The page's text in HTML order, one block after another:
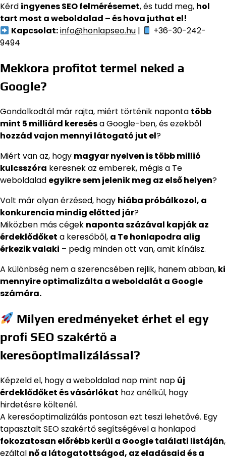
Kérd ingyenes SEO felmérésemet, és tudd meg, hol
tart most a weboldalad – és hova juthat el!
Kapcsolat:info@honlapseo.hu |
+36-30-242-
9494
Mekkora profitot termel neked a
Google?
Gondolkodtál már rajta, miért történik naponta több
mint 5 milliárd keresésa Google-ben, és ezekből
hozzád vajon mennyi látogató jut el?
Miért van az, hogy magyar nyelven is több millió
kulcsszóra keresnek az emberek, mégis a Te
weboldalad egyikre sem jelenik meg az első helyen?
Volt már olyan érzésed, hogy hiába próbálkozol, a
konkurencia mindig előtted jár?
Miközben más cégek naponta százával kapják az
érdeklődőket a keresőből, a Te honlapodra alig
érkezik valaki – pedig minden ott van, amit kínálsz.
A különbség nem a szerencsében rejlik, hanem abban, ki
mennyire optimalizálta a weboldalát a Google
számára.
Milyen eredményeket érhet el egy
profi SEO szakértő a
keresőoptimalizálással?
Képzeld el, hogy a weboldalad nap mint nap új
érdeklődőket és vásárlókat hoz anélkül, hogy
hirdetésre költenél.
A keresőoptimalizálás pontosan ezt teszi lehetővé. Egy
tapasztalt SEO szakértő segítségével a honlapod
fokozatosan előrébb kerül a Google találati listáján,
ezáltal nő a látogatottságod, az eladásaid és a